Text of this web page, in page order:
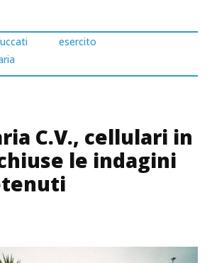
esercito
C.V., cellulari in
le indagini